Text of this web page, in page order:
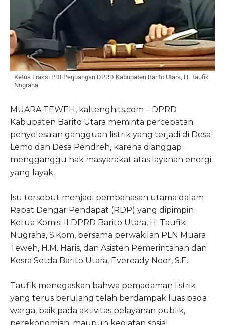
Ketua Fraksi PDI Perjuangan DPRD Kabupaten Barito Utara, H. Taufik
Nugraha
MUARA TEWEH, kaltenghits.com – DPRD
Kabupaten Barito Utara meminta percepatan
penyelesaian gangguan listrik yang terjadi di Desa
Lemo dan Desa Pendreh, karena dianggap
mengganggu hak masyarakat atas layanan energi
yang layak.
Isu tersebut menjadi pembahasan utama dalam
Rapat Dengar Pendapat (RDP) yang dipimpin
Ketua Komisi II DPRD Barito Utara, H. Taufik
Nugraha, S.Kom, bersama perwakilan PLN Muara
Teweh, H.M. Haris, dan Asisten Pemerintahan dan
Kesra Setda Barito Utara, Eveready Noor, S.E.
Taufik menegaskan bahwa pemadaman listrik
yang terus berulang telah berdampak luas pada
warga, baik pada aktivitas pelayanan publik,